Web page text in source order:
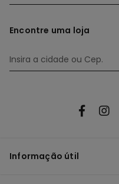
Encontre uma loja
Informação útil